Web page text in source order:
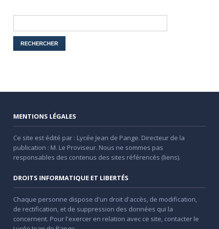
MENTIONS LÉGALES
Ce site est édité par : Lycée Jean de Pange. Directeur de la
publication : M. Le Proviseur. Nous ne sommes pas
responsables des contenus des sites référencés (liens).
DROITS INFORMATIQUE ET LIBERTÉS
Chaque personne dispose d'un droit d'accès, de modification,
de rectification, et de suppression des données qui la
concernent. Pour l'exercer en relation avec ce site, contacter le